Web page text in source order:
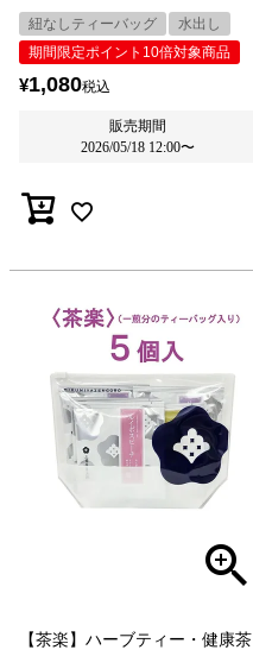
紐なしティーバッグ
水出し
期間限定ポイント10倍対象商品
¥1,080税込
販売期間
2026/05/18 12:00〜
【茶楽】ハーブティー・健康茶